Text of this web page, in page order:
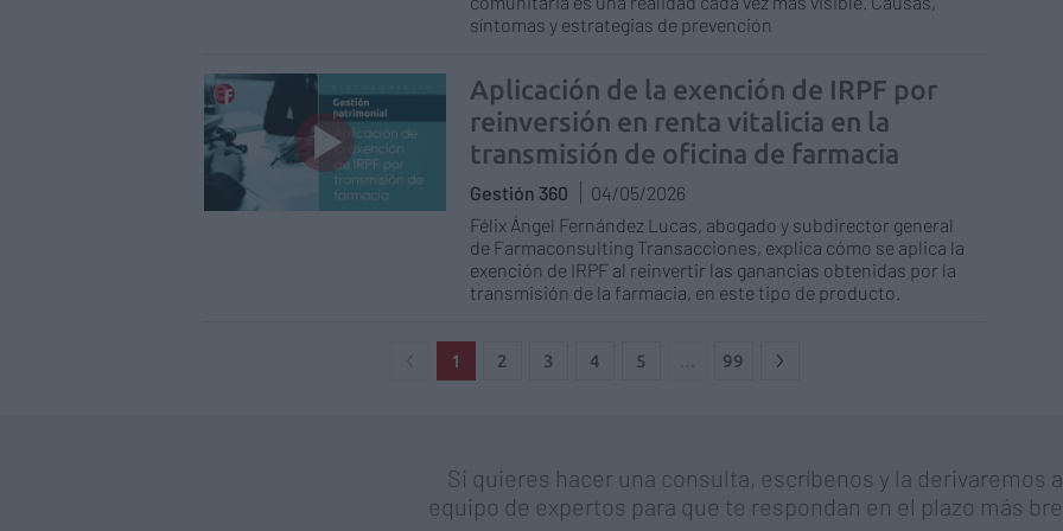
síntomas y estrategias de prevención
Aplicación de la exención de IRPF por
reinversión en renta vitalicia en la
transmisión de oficina de farmacia
Gestión 360
04/05/2026
Félix Ángel Fernández Lucas, abogado y subdirector general
de Farmaconsulting Transacciones, explica cómo se aplica la
exención de IRPF al reinvertir las ganancias obtenidas por la
transmisión de la farmacia, en este tipo de producto.
1 2 3 4 5 99
Si quieres hacer una consulta, escríbenos y la derivaremos
equipo de expertos para que te respondan en el plazo más